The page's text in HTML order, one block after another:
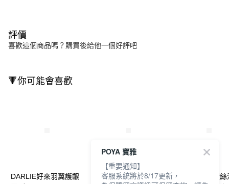
評價
喜歡這個商品嗎？購買後給他一個好評吧
🔻你可能會喜歡
DARLIE好來羽翼護齦
DARLIE好來經典纖柔
DARLIE好來炭
POYA 寶雅
【重要通知】
客服系統將於8/17更新，